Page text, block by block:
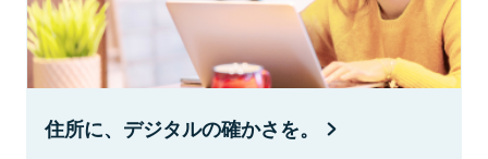
住所に、デジタルの確かさを。